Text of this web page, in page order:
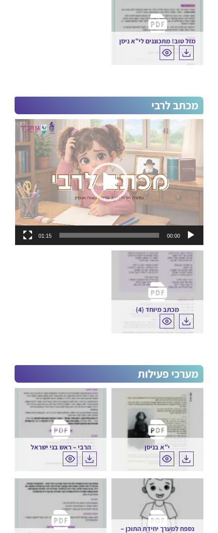
מזל טוב! מתכוננים לי"א ניסן
מכתב לרבי
00:00
01:15
מכתב מיוחד (4)
מערכי פעילות
י"א בניסן הרבי – ראש בני ישראל
נספח למערך יחידת התוכן –